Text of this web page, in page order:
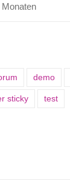
demo
sticky test